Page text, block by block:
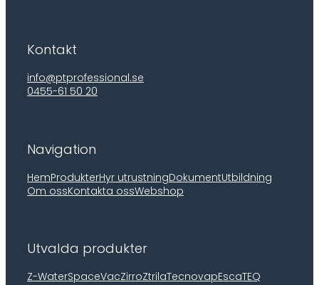
Kontakt
info@ptprofessional.se
0455-61 50 20
Navigation
HemProdukterHyr utrustningDokumentUtbildning
Om ossKontakta ossWebshop
Utvalda produkter
Z-WaterSpaceVacZirroZtrilaTecnovapEscaTEQ